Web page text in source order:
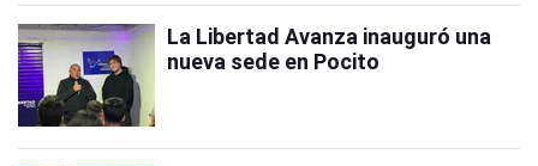
La Libertad Avanza inauguró una
nueva sede en Pocito